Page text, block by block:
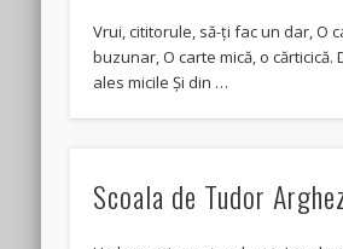
Vrui, cititorule, să-ți fac un dar, O
buzunar, O carte mică, o cărticică.
ales micile Și din …
Scoala de Tudor